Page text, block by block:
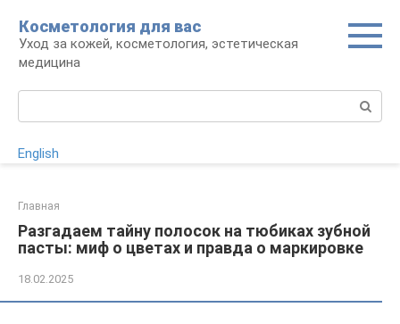
контенту
Косметология для вас
Уход за кожей, косметология, эстетическая
медицина
English
Главная
Разгадаем тайну полосок на тюбиках зубной
пасты: миф о цветах и правда о маркировке
18.02.2025